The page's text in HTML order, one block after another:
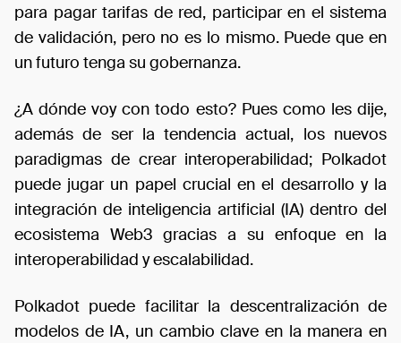
para pagar tarifas de red, participar en el sistema
de validación, pero no es lo mismo. Puede que en
un futuro tenga su gobernanza.
¿A dónde voy con todo esto? Pues como les dije,
además de ser la tendencia actual, los nuevos
paradigmas de crear interoperabilidad; Polkadot
puede jugar un papel crucial en el desarrollo y la
integración de inteligencia artificial (IA) dentro del
ecosistema Web3 gracias a su enfoque en la
interoperabilidad y escalabilidad.
Polkadot puede facilitar la descentralización de
modelos de IA, un cambio clave en la manera en